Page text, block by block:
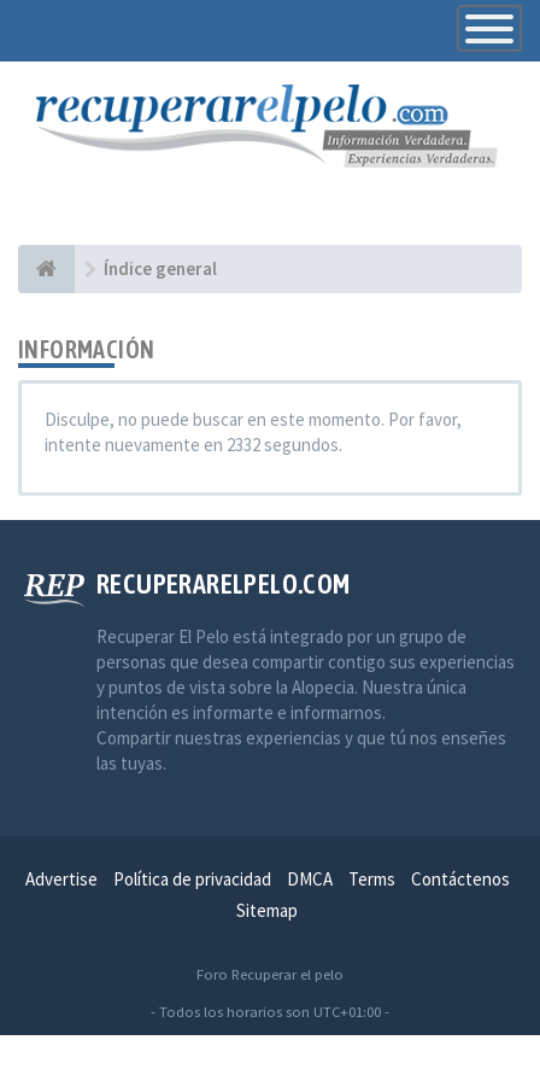
Toggle
Índice general
INFORMACIÓN
Disculpe, no puede buscar en este momento. Por favor,
intente nuevamente en 2332 segundos.
RECUPERARELPELO.COM
Recuperar El Pelo está integrado por un grupo de
personas que desea compartir contigo sus experiencias
y puntos de vista sobre la Alopecia. Nuestra única
intención es informarte e informarnos.
Compartir nuestras experiencias y que tú nos enseñes
las tuyas.
Advertise Política de privacidad DMCA Terms
Contáctenos
Sitemap
Foro Recuperar el pelo
- Todos los horarios son UTC+01:00-